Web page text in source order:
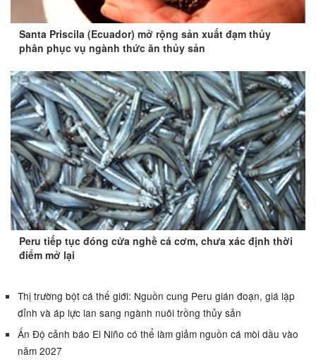
Santa Priscila (Ecuador) mở rộng sản xuất đạm thủy
phân phục vụ ngành thức ăn thủy sản
Peru tiếp tục đóng cửa nghề cá cơm, chưa xác định thời
điểm mở lại
Thị trường bột cá thế giới: Nguồn cung Peru gián đoạn, giá lập
đỉnh và áp lực lan sang ngành nuôi trồng thủy sản
Ấn Độ cảnh báo El Niño có thể làm giảm nguồn cá mòi dầu vào
năm 2027